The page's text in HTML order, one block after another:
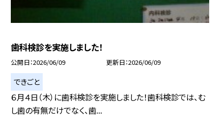
歯科検診を実施しました！
公開日 2026/06/09 更新日 2026/06/09
できごと
６月４日（木）に歯科検診を実施しました！歯科検診では、む
し歯の有無だけでなく、歯...